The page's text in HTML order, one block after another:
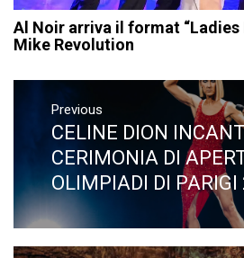
Al Noir arriva il format
Mike Revolution
Navigazione
articoli
Previous
Previous
post:
CELINE DION
CERIMONIA DI
OLIMPIADI DI PARIGI